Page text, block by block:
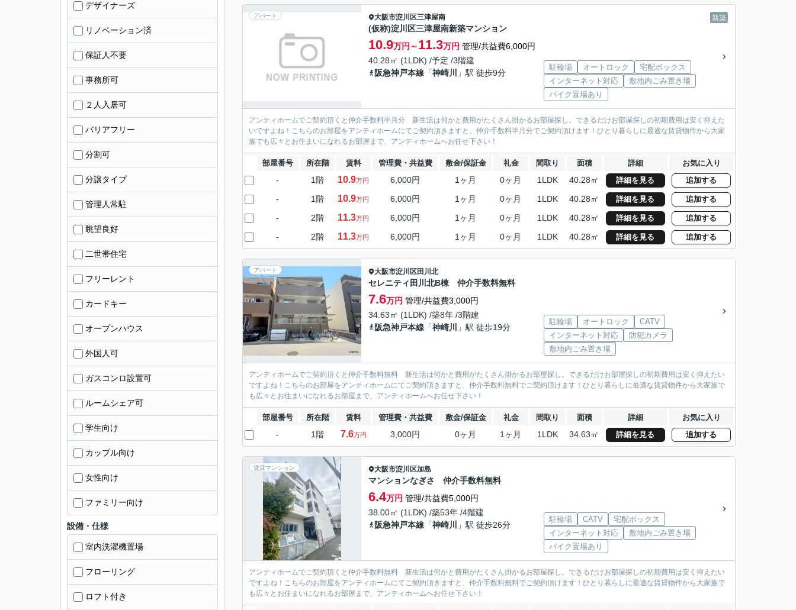
アパート 新築
大阪市淀川区三津屋南
(仮称)淀川区三津屋南新築マンション
10.9万円～11.3万円 管理/共益費6,000円
40.28㎡ (1LDK) /予定 /3階建
阪急神戸本線 「神崎川 」駅 徒歩9分
駐輪場 オートロック
宅配ボックス
インターネット対応
敷地内ごみ置き場
バイク置場あり
アンティホームでご契約頂くと仲介手数料半月分 新生活は何かと費用がたくさん掛かるお部屋探し。できるだけお部屋探しの初期費用は安く抑えた
いですよね！こちらのお部屋をアンティホームにてご契約頂きますと、仲介手数料半月分でご契約頂けます！ひとり暮らしに最適な賃貸物件から大家
族でも広々とお住まいになれるお部屋まで、アンティホームへお任せ下さい！
部屋番号 所在階 賃料 管理費・共益費 敷金/保証金 礼金 間取り 面積 詳細 お気に入り
- 1階 10.9万円 6,000円 1ヶ月 0ヶ月 1LDK 40.28㎡ 詳細を見る 追加する
- 1階 10.9万円 6,000円 1ヶ月 0ヶ月 1LDK 40.28㎡ 詳細を見る 追加する
- 2階 11.3万円 6,000円 1ヶ月 0ヶ月 1LDK 40.28㎡ 詳細を見る 追加する
- 2階 11.3万円 6,000円 1ヶ月 0ヶ月 1LDK 40.28㎡ 詳細を見る 追加する
アパート 大阪市淀川区田川北
セレニティ田川北B棟 仲介手数料無料
7.6万円 管理/共益費3,000円
34.63㎡ (1LDK) /築8年 /3階建
阪急神戸本線 「神崎川 」駅 徒歩19分
駐輪場 オートロック
CATV
インターネット対応
防犯カメラ
敷地内ごみ置き場
アンティホームでご契約頂くと仲介手数料無料 新生活は何かと費用がたくさん掛かるお部屋探し。できるだけお部屋探しの初期費用は安く抑えたい
ですよね！こちらのお部屋をアンティホームにてご契約頂きますと、仲介手数料無料でご契約頂けます！ひとり暮らしに最適な賃貸物件から大家族で
も広々とお住まいになれるお部屋まで、アンティホームへお任せ下さい！
部屋番号 所在階 賃料 管理費・共益費 敷金/保証金 礼金 間取り 面積 詳細 お気に入り
- 1階 7.6万円 3,000円 0ヶ月 1ヶ月 1LDK 34.63㎡ 詳細を見る 追加する
賃貸マンション 大阪市淀川区加島
マンションなぎさ 仲介手数料無料
6.4万円 管理/共益費5,000円
38.00㎡ (1LDK) /築53年 /4階建
阪急神戸本線 「神崎川 」駅 徒歩26分
駐輪場 CATV
宅配ボックス
インターネット対応
敷地内ごみ置き場
バイク置場あり
アンティホームでご契約頂くと仲介手数料無料 新生活は何かと費用がたくさん掛かるお部屋探し。できるだけお部屋探しの初期費用は安く抑えたい
ですよね！こちらのお部屋をアンティホームにてご契約頂きますと、仲介手数料無料でご契約頂けます！ひとり暮らしに最適な賃貸物件から大家族で
も広々とお住まいになれるお部屋まで、アンティホームへお任せ下さい！
デザイナーズ
リノベーション済
保証人不要
事務所可
２人入居可
バリアフリー
分割可
分譲タイプ
管理人常駐
眺望良好
二世帯住宅
フリーレント
カードキー
オープンハウス
外国人可
ガスコンロ設置可
ルームシェア可
学生向け
カップル向け
女性向け
ファミリー向け
設備・仕様
室内洗濯機置場
フローリング
ロフト付き